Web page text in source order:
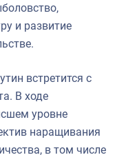
и развитие
встретится с
В ходе
уровне
наращивания
в том числе